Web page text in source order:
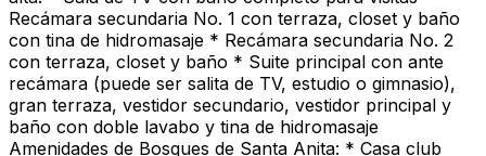
Recámara secundaria No. 1 con terraza, closet y baño
con tina de hidromasaje * Recámara secundaria No. 2
con terraza, closet y baño * Suite principal con ante
recámara (puede ser salita de TV, estudio o gimnasio),
gran terraza, vestidor secundario, vestidor principal y
baño con doble lavabo y tina de hidromasaje
Amenidades de Bosques de Santa Anita: * Casa club